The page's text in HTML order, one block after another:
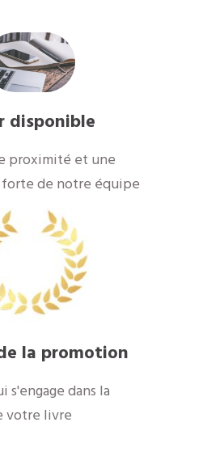
disponible
proximité et une
de notre équipe
la promotion
s'engage dans la
votre livre